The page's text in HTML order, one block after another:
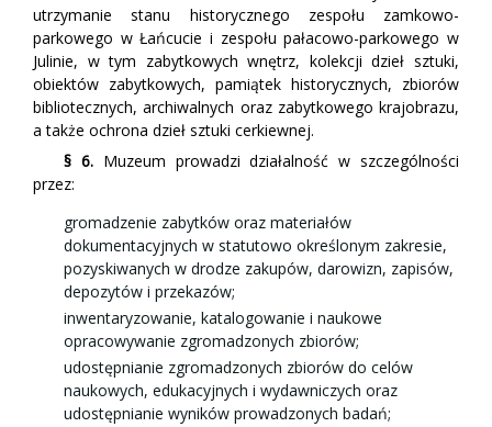
utrzymanie stanu historycznego zespołu zamkowo-
parkowego w Łańcucie i zespołu pałacowo-parkowego w
Julinie, w tym zabytkowych wnętrz, kolekcji dzieł sztuki,
obiektów zabytkowych, pamiątek historycznych, zbiorów
bibliotecznych, archiwalnych oraz zabytkowego krajobrazu,
a także ochrona dzieł sztuki cerkiewnej.
§ 6. Muzeum prowadzi działalność w szczególności
przez:
gromadzenie zabytków oraz materiałów
dokumentacyjnych w statutowo określonym zakresie,
pozyskiwanych w drodze zakupów, darowizn, zapisów,
depozytów i przekazów;
inwentaryzowanie, katalogowanie i naukowe
opracowywanie zgromadzonych zbiorów;
udostępnianie zgromadzonych zbiorów do celów
naukowych, edukacyjnych i wydawniczych oraz
udostępnianie wyników prowadzonych badań;